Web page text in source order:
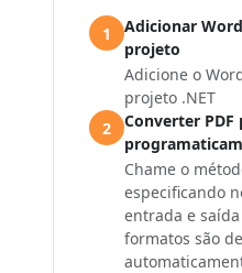
1
Adicionar
projeto
Adicione o
projeto .NET
2
Converter PDF
Chame o
especificando
entrada e
formatos são